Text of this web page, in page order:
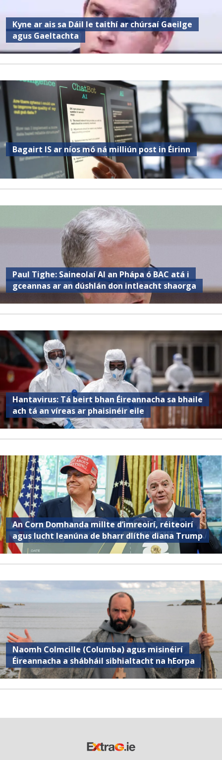
Kyne ar ais sa Dáil le taithí ar chúrsaí Gaeilge
agus Gaeltachta
Bagairt IS ar níos mó ná milliún post in Éirinn
Paul Tighe: Saineolaí AI an Phápa ó BAC atá i
gceannas ar an dúshlán don intleacht shaorga
Hantavirus: Tá beirt bhan Éireannacha sa bhaile
ach tá an víreas ar phaisinéir eile
An Corn Domhanda millte d’imreoirí, réiteoirí
agus lucht leanúna de bharr dlíthe diana Trump
Naomh Colmcille (Columba) agus misinéirí
Éireannacha a shábháil sibhialtacht na hEorpa